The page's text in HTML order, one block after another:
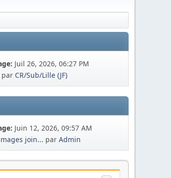
Juil 26, 2026, 06:27 PM
parCR/Sub/Lille (JF)
Juin 12, 2026, 09:57 AM
join... parAdmin